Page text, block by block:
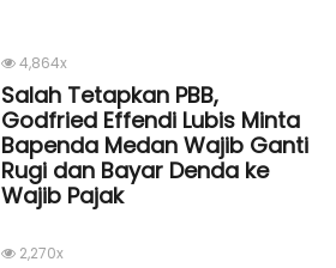
4,864x
Salah Tetapkan PBB,
Godfried Effendi Lubis Minta
Bapenda Medan Wajib Ganti
Rugi dan Bayar Denda ke
Wajib Pajak
2,270x